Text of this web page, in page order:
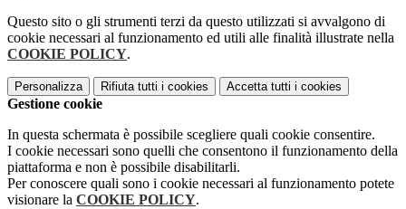
Questo sito o gli strumenti terzi da questo utilizzati si avvalgono di
cookie necessari al funzionamento ed utili alle finalità illustrate nella
COOKIE POLICY.
Personalizza Rifiuta tutti i cookies Accetta tutti i cookies
Gestione cookie
In questa schermata è possibile scegliere quali cookie consentire.
I cookie necessari sono quelli che consentono il funzionamento della
piattaforma e non è possibile disabilitarli.
Per conoscere quali sono i cookie necessari al funzionamento potete
visionare la COOKIE POLICY.